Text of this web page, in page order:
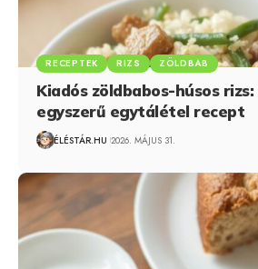
RECEPTEK RIZS ZÖLDBAB
Kiadós zöldbabos-húsos rizs:
egyszerű egytálétel recept
ÉLÉSTÁR.HU 2026. MÁJUS 31.